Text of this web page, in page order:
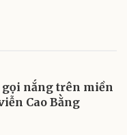
gọi nắng trên miền
Cao Bằng